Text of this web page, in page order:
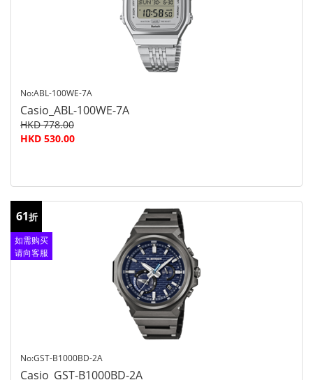
No:ABL-100WE-7A
Casio_ABL-100WE-7A
HKD 778.00
HKD 530.00
61折
如需购买
请向客服
No:GST-B1000BD-2A
Casio_GST-B1000BD-2A